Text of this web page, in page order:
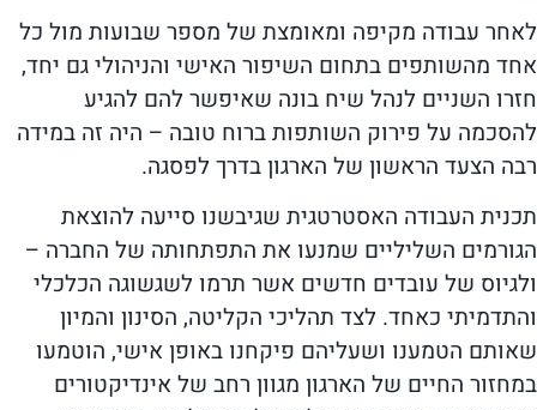
לאחר עבודה מקיפה ומאומצת של מספר שבועות מול כל
אחד מהשותפים בתחום השיפור האישי והניהולי גם יחד,
חזרו השניים לנהל שיח בונה שאיפשר להם להגיע
להסכמה על פירוק השותפות ברוח טובה – היה זה במידה
רבה הצעד הראשון של הארגון בדרך לפסגה.
תכנית העבודה האסטרטגית שגיבשנו סייעה להוצאת
הגורמים השליליים שמנעו את התפתחותה של החברה –
ולגיוס של עובדים חדשים אשר תרמו לשגשוגה הכלכלי
והתדמיתי כאחד. לצד תהליכי הקליטה, הסינון והמיון
שאותם הטמענו ושעליהם פיקחנו באופן אישי, הוטמעו
במחזור החיים של הארגון מגוון רחב של אינדיקטורים